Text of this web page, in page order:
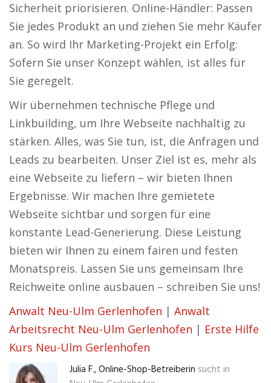
Sicherheit priorisieren. Online-Händler: Passen
Sie jedes Produkt an und ziehen Sie mehr Käufer
an. So wird Ihr Marketing-Projekt ein Erfolg:
Sofern Sie unser Konzept wählen, ist alles für
Sie geregelt.
Wir übernehmen technische Pflege und
Linkbuilding, um Ihre Webseite nachhaltig zu
stärken. Alles, was Sie tun, ist, die Anfragen und
Leads zu bearbeiten. Unser Ziel ist es, mehr als
eine Webseite zu liefern – wir bieten Ihnen
Ergebnisse. Wir machen Ihre gemietete
Webseite sichtbar und sorgen für eine
konstante Lead-Generierung. Diese Leistung
bieten wir Ihnen zu einem fairen und festen
Monatspreis. Lassen Sie uns gemeinsam Ihre
Reichweite online ausbauen – schreiben Sie uns!
Anwalt Neu-Ulm Gerlenhofen | Anwalt
Arbeitsrecht Neu-Ulm Gerlenhofen | Erste Hilfe
Kurs Neu-Ulm Gerlenhofen
Julia F., Online-Shop-Betreiberin sucht in